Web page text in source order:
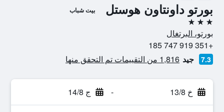
بورتو داونتاون هوستل بيت شباب
3 نجوم
بورتو، البرتغال
+351 919 747 185
7.3 جيد 1,816 من التقييمات تم التحقق منها
خ 13/8 - ج 14/8